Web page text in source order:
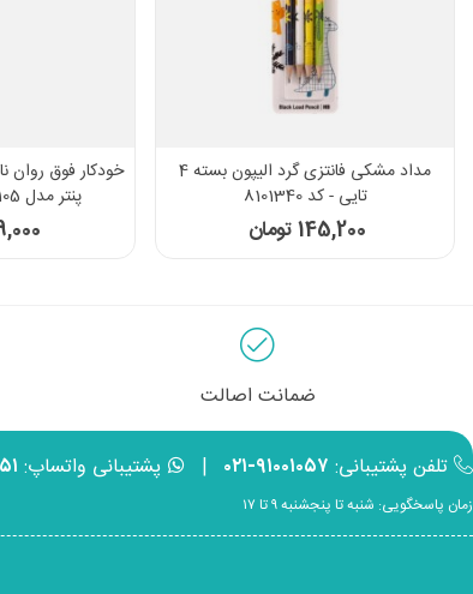
مداد مشکی فانتزی گرد الیپون بسته 4
تایی - کد 8101340
145,200 تومان
پنتر مدل DP105 رنگ مشکی
29,000
ضمانت اصالت
تلفن پشتیبانی: ۹۱۰۰۱۰۵۷-۰۲۱ | پشتیبانی واتساپ:
زمان پاسخگویی: شنبه تا پنجشنبه ۹ تا ۱۷